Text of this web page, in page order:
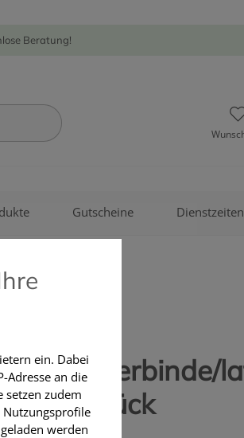
Beratung!
Gutscheine Dienstzeiten
GMBH
haft Fixierbinde/
1 Stück
ein. Dabei
Adresse an die
setzen zudem
Nutzungsprofile
werden